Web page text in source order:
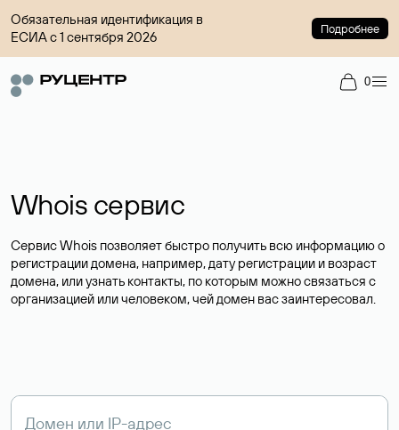
Обязательная идентификация в
ЕСИА с 1 сентября 2026
Подробнее
0
Whois сервис
Сервис Whois позволяет быстро получить всю информацию о
регистрации домена, например, дату регистрации и возраст
домена, или узнать контакты, по которым можно связаться с
организацией или человеком, чей домен вас заинтересовал.